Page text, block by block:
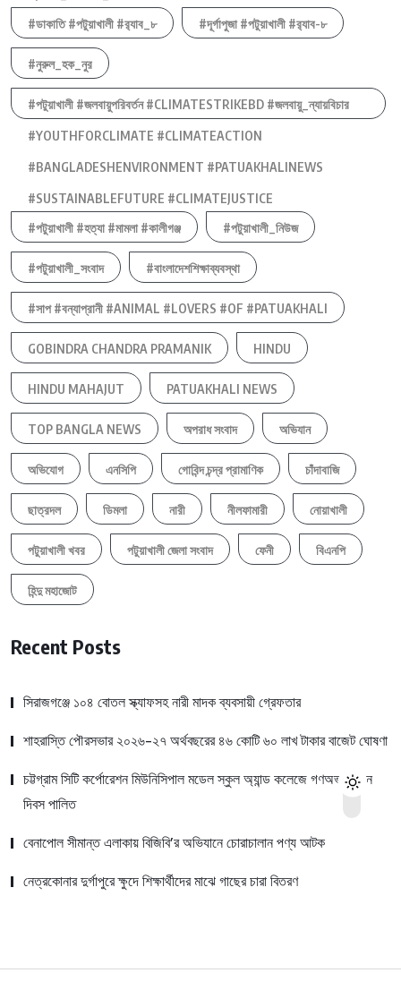
#ডাকাতি #পটুয়াখালী #র‍্যাব_৮
#দূর্গাপুজা #পটুয়াখালী #র‍্যাব-৮
#নুরুল_হক_নুর
#পটুয়াখালী #জলবায়ুপরিবর্তন #CLIMATESTRIKEBD #জলবায়ু_ন্যায়বিচার
#YOUTHFORCLIMATE #CLIMATEACTION
#BANGLADESHENVIRONMENT #PATUAKHALINEWS
#SUSTAINABLEFUTURE #CLIMATEJUSTICE
#পটুয়াখালী #হত্যা #মামলা #কালীগঞ্জ
#পটুয়াখালী_নিউজ
#পটুয়াখালী_সংবাদ #বাংলাদেশশিক্ষাব্যবস্থা
#সাপ #বন্যাপ্রানী #ANIMAL #LOVERS #OF #PATUAKHALI
GOBINDRA CHANDRA PRAMANIK HINDU
HINDU MAHAJUT PATUAKHALI NEWS
TOP BANGLA NEWS অপরাধ সংবাদ অভিযান
অভিযোগ এনসিপি গোবিন্দ চন্দ্র প্রামাণিক চাঁদাবাজি
ছাত্রদল ডিমলা নারী নীলফামারী নোয়াখালী
পটুয়াখালী খবর পটুয়াখালী জেলা সংবাদ ফেনী বিএনপি
হিন্দু মহাজোট
Recent Posts
সিরাজগঞ্জে ১০৪ বোতল স্ক্যাফসহ নারী মাদক ব্যবসায়ী গ্রেফতার
শাহরাস্তি পৌরসভার ২০২৬-২৭ অর্থবছরের ৪৬ কোটি ৬০ লাখ টাকার বাজেট ঘোষণা
চট্টগ্রাম সিটি কর্পোরেশন মিউনিসিপাল মডেল স্কুল অ্যান্ড কলেজে গণঅভ্যুত্থান
দিবস পালিত
বেনাপোল সীমান্ত এলাকায় বিজিবি’র অভিযানে চোরাচালান পণ্য আটক
নেত্রকোনার দুর্গাপুরে ক্ষুদে শিক্ষার্থীদের মাঝে গাছের চারা বিতরণ